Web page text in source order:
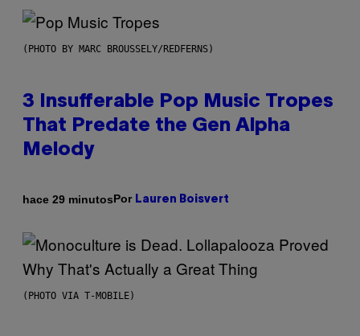
(PHOTO BY MARC BROUSSELY/REDFERNS)
3 Insufferable Pop Music Tropes
That Predate the Gen Alpha
Melody
hace 29 minutosPor Lauren Boisvert
(PHOTO VIA T-MOBILE)